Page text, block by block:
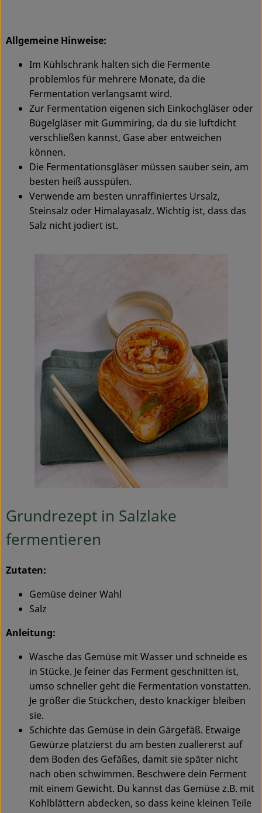
Allgemeine Hinweise:
Im Kühlschrank halten sich die Fermente
problemlos für mehrere Monate, da die
Fermentation verlangsamt wird.
Zur Fermentation eigenen sich Einkochgläser oder
Bügelgläser mit Gummiring, da du sie luftdicht
verschließen kannst, Gase aber entweichen
können.
Die Fermentationsgläser müssen sauber sein, am
besten heiß ausspülen.
Verwende am besten unraffiniertes Ursalz,
Steinsalz oder Himalayasalz. Wichtig ist, dass das
Salz nicht jodiert ist.
Grundrezept in Salzlake
fermentieren
Zutaten:
Gemüse deiner Wahl
Salz
Anleitung:
Wasche das Gemüse mit Wasser und schneide es
in Stücke. Je feiner das Ferment geschnitten ist,
umso schneller geht die Fermentation vonstatten.
Je größer die Stückchen, desto knackiger bleiben
sie.
Schichte das Gemüse in dein Gärgefäß. Etwaige
Gewürze platzierst du am besten zuallererst auf
dem Boden des Gefäßes, damit sie später nicht
nach oben schwimmen. Beschwere dein Ferment
mit einem Gewicht. Du kannst das Gemüse z.B. mit
Kohlblättern abdecken, so dass keine kleinen Teile